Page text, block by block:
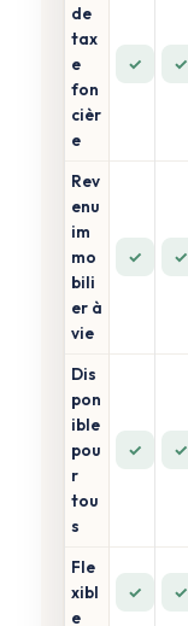
de
tax
e
fon
cièr
e
✓ ✓
Rev
enu
im
mo
bili
er à
vie
✓ ✓
Dis
pon
ible
pou
r
tou
s
✓ ✓
Fle
xibl
e
✓ ✓